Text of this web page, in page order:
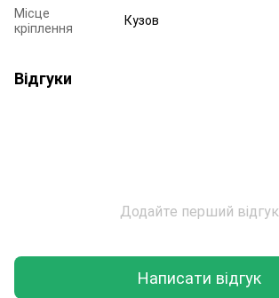
Місце
кріплення
Кузов
Відгуки
Додайте перший відгук
Написати відгук